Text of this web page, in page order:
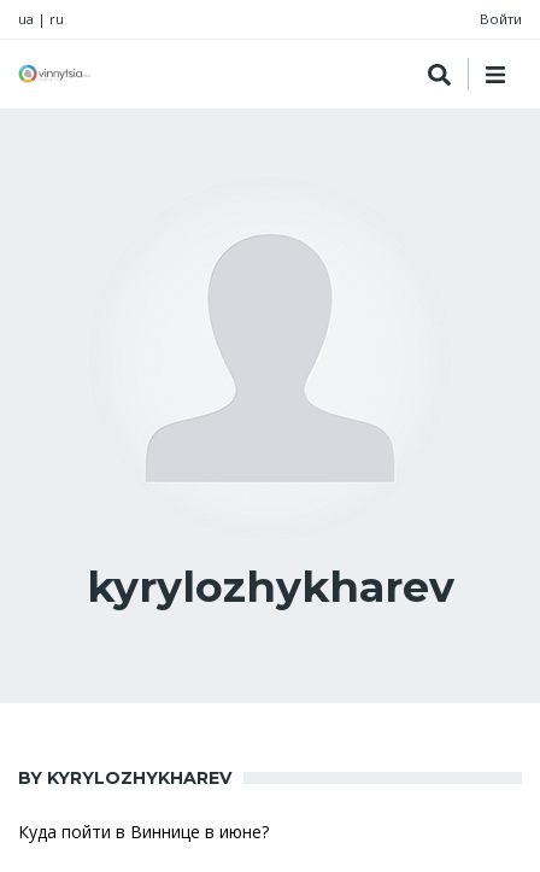
ua | ru Войти
kyrylozhykharev
BY KYRYLOZHYKHAREV
Куда пойти в Виннице в июне?